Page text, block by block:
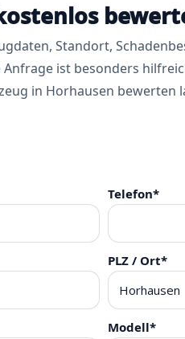
Standort,
ist besonders
in Horhausen bewerten
Telefon*
PLZ / Ort*
Modell*